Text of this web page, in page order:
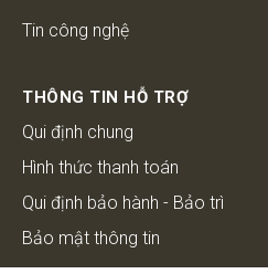
Tin công nghệ
THÔNG TIN HỖ TRỢ
Qui định chung
Hình thức thanh toán
Qui định bảo hành - Bảo trì
Bảo mật thông tin